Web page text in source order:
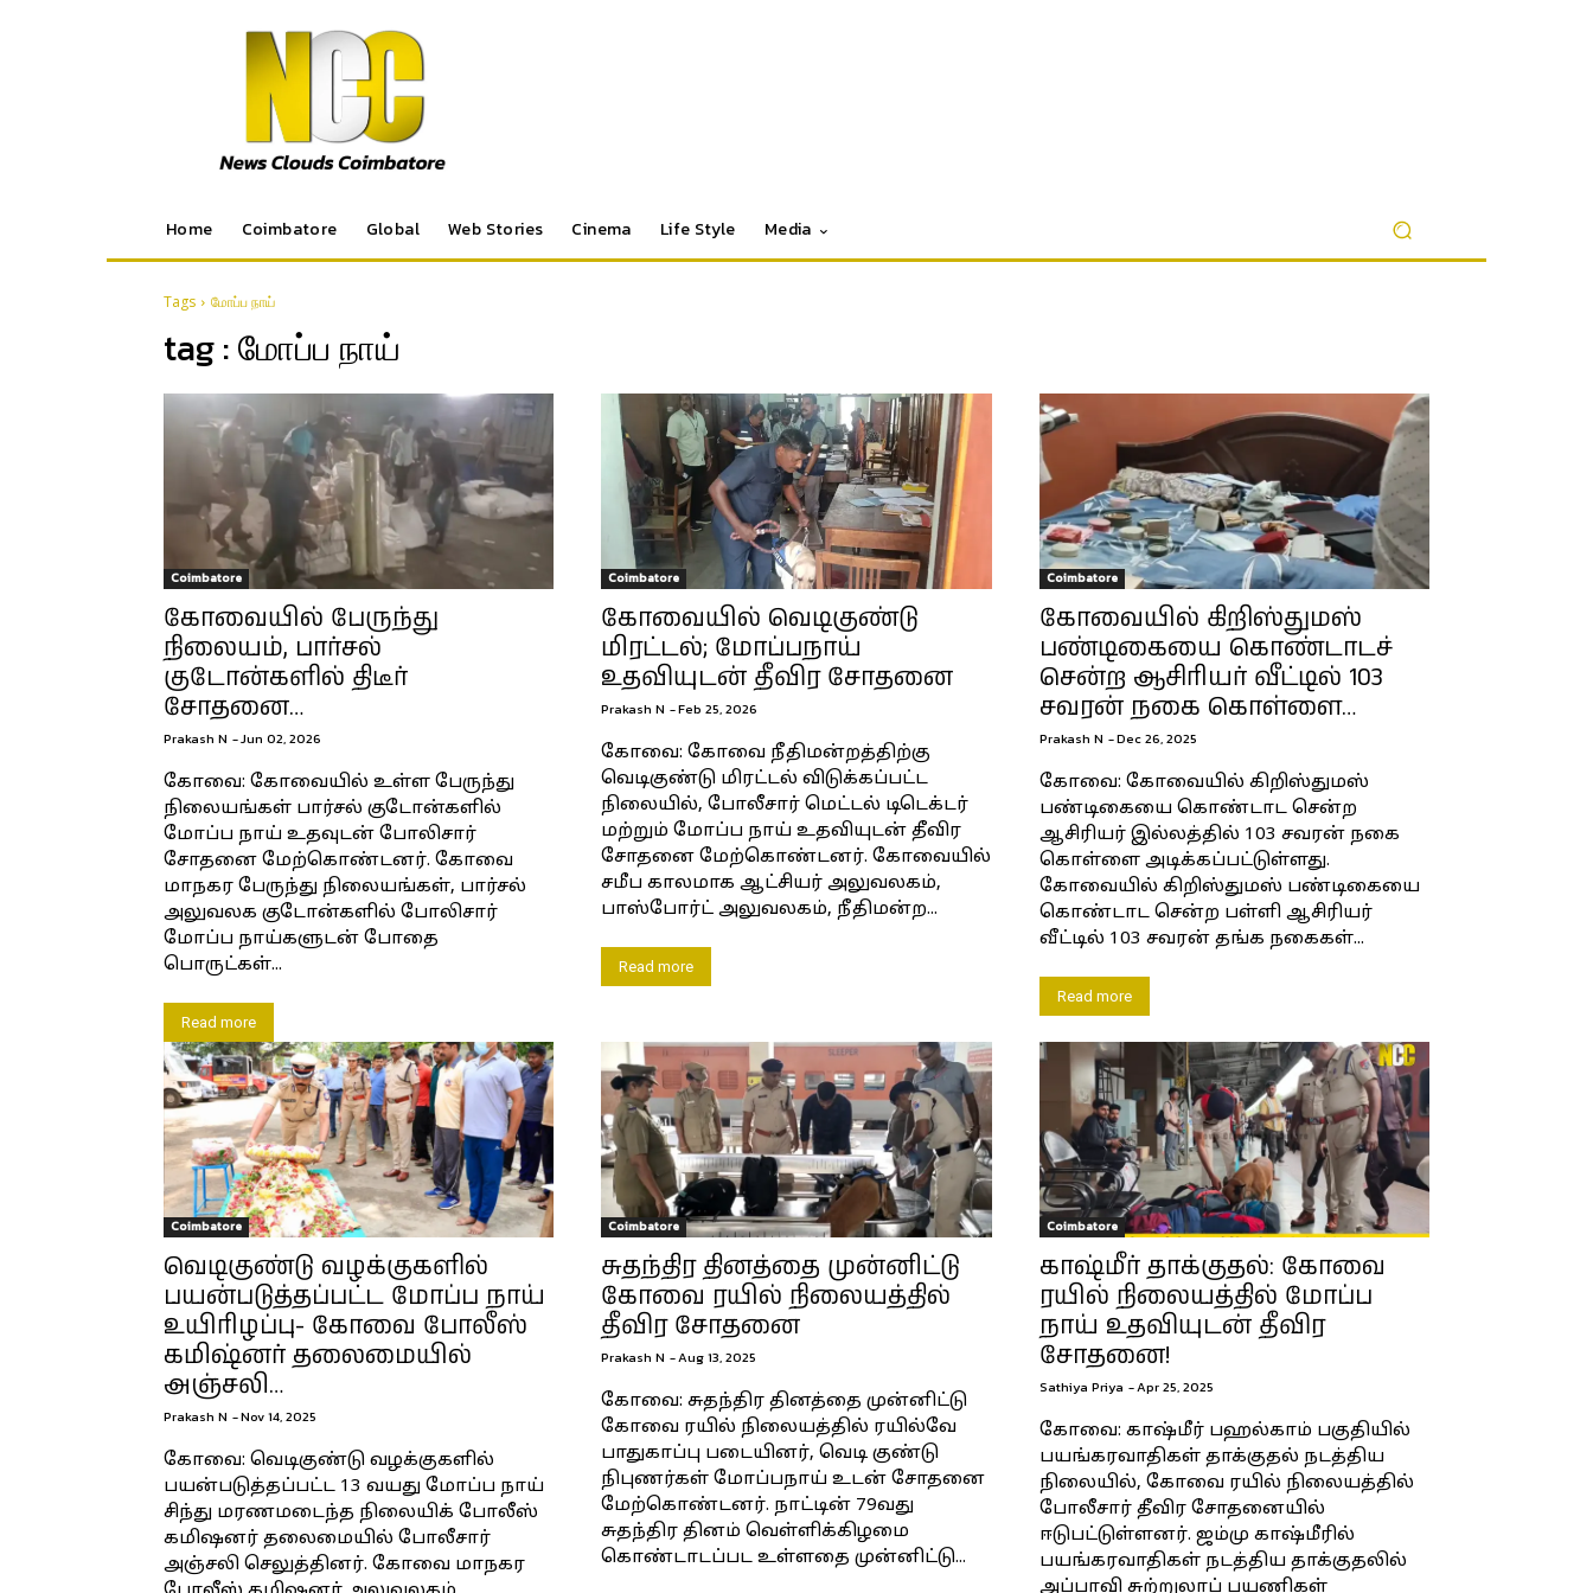
Home Coimbatore Global Web Stories Cinema Life Style Media
Tags மோப்ப நாய்
tag :மோப்ப நாய்
Coimbatore
கோவையில் பேருந்து
நிலையம், பார்சல்
குடோன்களில் திடீர்
சோதனை…
Prakash N -Jun 02, 2026
கோவை: கோவையில் உள்ள பேருந்து
நிலையங்கள் பார்சல் குடோன்களில்
மோப்ப நாய் உதவுடன் போலிசார்
சோதனை மேற்கொண்டனர். கோவை
மாநகர பேருந்து நிலையங்கள், பார்சல்
அலுவலக குடோன்களில் போலிசார்
மோப்ப நாய்களுடன் போதை
பொருட்கள்...
Read more
Coimbatore
கோவையில் வெடிகுண்டு
மிரட்டல்; மோப்பநாய்
உதவியுடன் தீவிர சோதனை
Prakash N -Feb 25, 2026
கோவை: கோவை நீதிமன்றத்திற்கு
வெடிகுண்டு மிரட்டல் விடுக்கப்பட்ட
நிலையில், போலீசார் மெட்டல் டிடெக்டர்
மற்றும் மோப்ப நாய் உதவியுடன் தீவிர
சோதனை மேற்கொண்டனர். கோவையில்
சமீப காலமாக ஆட்சியர் அலுவலகம்,
பாஸ்போர்ட் அலுவலகம், நீதிமன்ற...
Read more
Coimbatore
கோவையில் கிறிஸ்துமஸ்
பண்டிகையை கொண்டாடச்
சென்ற ஆசிரியர் வீட்டில் 103
சவரன் நகை கொள்ளை…
Prakash N -Dec 26, 2025
கோவை: கோவையில் கிறிஸ்துமஸ்
பண்டிகையை கொண்டாட சென்ற
ஆசிரியர் இல்லத்தில் 103 சவரன் நகை
கொள்ளை அடிக்கப்பட்டுள்ளது.
கோவையில் கிறிஸ்துமஸ் பண்டிகையை
கொண்டாட சென்ற பள்ளி ஆசிரியர்
வீட்டில் 103 சவரன் தங்க நகைகள்...
Read more
Coimbatore
வெடிகுண்டு வழக்குகளில்
பயன்படுத்தப்பட்ட மோப்ப நாய்
உயிரிழப்பு- கோவை போலீஸ்
கமிஷ்னர் தலைமையில்
அஞ்சலி…
Prakash N -Nov 14, 2025
கோவை: வெடிகுண்டு வழக்குகளில்
பயன்படுத்தப்பட்ட 13 வயது மோப்ப நாய்
சிந்து மரணமடைந்த நிலையிக் போலீஸ்
கமிஷனர் தலைமையில் போலீசார்
அஞ்சலி செலுத்தினர். கோவை மாநகர
Coimbatore
சுதந்திர தினத்தை முன்னிட்டு
கோவை ரயில் நிலையத்தில்
தீவிர சோதனை
Prakash N -Aug 13, 2025
கோவை: சுதந்திர தினத்தை முன்னிட்டு
கோவை ரயில் நிலையத்தில் ரயில்வே
பாதுகாப்பு படையினர், வெடி குண்டு
நிபுணர்கள் மோப்பநாய் உடன் சோதனை
மேற்கொண்டனர். நாட்டின் 79வது
சுதந்திர தினம் வெள்ளிக்கிழமை
கொண்டாடப்பட உள்ளதை முன்னிட்டு...
Coimbatore
காஷ்மீர் தாக்குதல்: கோவை
ரயில் நிலையத்தில் மோப்ப
நாய் உதவியுடன் தீவிர
சோதனை!
Sathiya Priya -Apr 25, 2025
கோவை: காஷ்மீர் பஹல்காம் பகுதியில்
பயங்கரவாதிகள் தாக்குதல் நடத்திய
நிலையில், கோவை ரயில் நிலையத்தில்
போலீசார் தீவிர சோதனையில்
ஈடுபட்டுள்ளனர். ஜம்மு காஷ்மீரில்
பயங்கரவாதிகள் நடத்திய தாக்குதலில்
அப்பாவி சுற்றுலாப் பயணிகள்